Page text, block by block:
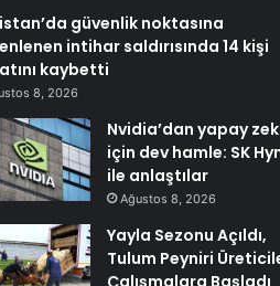
güvenlik noktasına
intihar saldırısında 14 kişi
kaybetti
8, 2026
Nvidia’dan yapay
için dev hamle: SK
ile anlaştılar
Ağustos 8, 2026
Yayla Sezonu Açıldı,
Tulum Peyniri
Çalışmalara Başladı